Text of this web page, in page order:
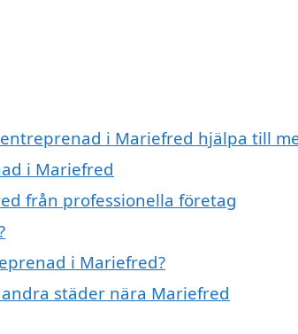
i Mariefred hjälpa till
i Mariefred
från professionella företag
i Mariefred?
städer nära Mariefred